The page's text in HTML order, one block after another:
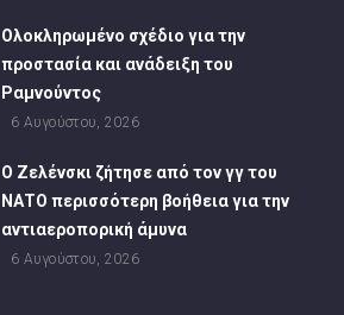
Ολοκληρωμένο σχέδιο για την
προστασία και ανάδειξη του
Ραμνούντος
6 Αυγούστου, 2026
Ο Ζελένσκι ζήτησε από τον γγ του
ΝΑΤΟ περισσότερη βοήθεια για την
αντιαεροπορική άμυνα
6 Αυγούστου, 2026